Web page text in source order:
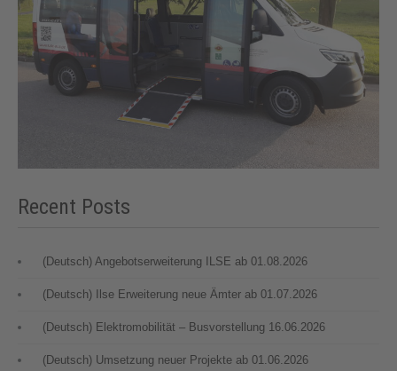
Recent Posts
(Deutsch) Angebotserweiterung ILSE ab 01.08.2026
(Deutsch) Ilse Erweiterung neue Ämter ab 01.07.2026
(Deutsch) Elektromobilität – Busvorstellung 16.06.2026
(Deutsch) Umsetzung neuer Projekte ab 01.06.2026